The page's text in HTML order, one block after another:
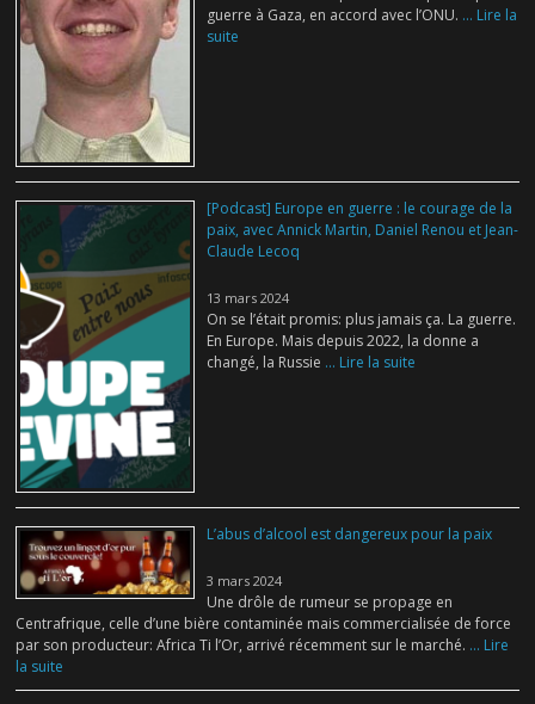
guerre à Gaza, en accord avec l’ONU. ... Lire la
suite
[Podcast] Europe en guerre : le courage de la
paix, avec Annick Martin, Daniel Renou et Jean-
Claude Lecoq
13 mars 2024
On se l’était promis: plus jamais ça. La guerre.
En Europe. Mais depuis 2022, la donne a
changé, la Russie ... Lire la suite
L’abus d’alcool est dangereux pour la paix
3 mars 2024
Une drôle de rumeur se propage en
Centrafrique, celle d’une bière contaminée mais commercialisée de force
par son producteur: Africa Ti l’Or, arrivé récemment sur le marché. ... Lire
la suite